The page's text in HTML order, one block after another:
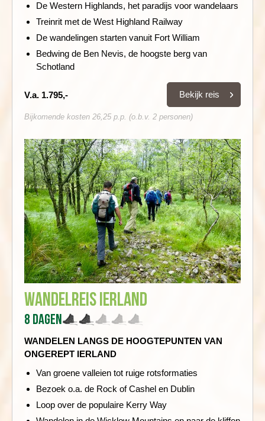
De Western Highlands, het paradijs voor wandelaars
Treinrit met de West Highland Railway
De wandelingen starten vanuit Fort William
Bedwing de Ben Nevis, de hoogste berg van
Schotland
V.a. 1.795,- Bekijk reis
Bijkomende kosten 26,25 p.p. (o.b.v. 2 personen)
Wandelreis Ierland
8 dagen
WANDELEN LANGS DE HOOGTEPUNTEN VAN
ONGEREPT IERLAND
Van groene valleien tot ruige rotsformaties
Bezoek o.a. de Rock of Cashel en Dublin
Loop over de populaire Kerry Way